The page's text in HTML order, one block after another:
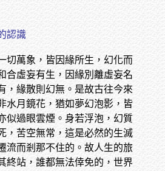
認識
切萬象，皆因緣所生，幻化而
合虛妄有生，因緣別離虛妄名
，緣散則幻無。是故古往今來
水月鏡花，猶如夢幻泡影，皆
似過眼雲煙。身若浮泡，幻質
，苦空無常，這是必然的生滅
流而剎那不住的。故人生的旅
終站，誰都無法倖免的，世界